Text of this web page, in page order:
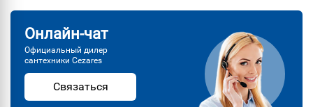
Онлайн-чат
Официальный дилер
сантехники Cezares
Связаться